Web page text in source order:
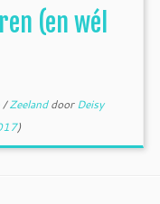
(en wél
/ZeelanddoorDeisy
)